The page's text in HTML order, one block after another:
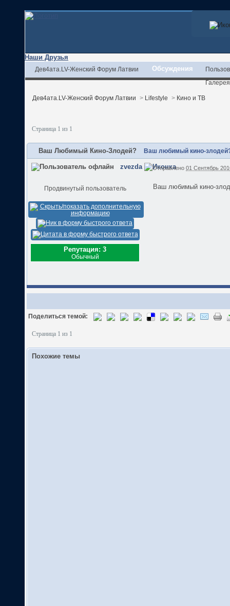
Наши Друзья
Дев4ата.LV-Женский Форум Латвии Обсуждения
Галерея
Дев4ата.LV-Женский Форум Латвии > Lifestyle > Кино и ТВ
Страница 1 из 1
Ваш Любимый Кино-Злодей? Ваш любимый кино-
zvezda
Продвинутый пользователь
Репутация: 3
Обычный
Отправлено 01 Сентябрь
Ваш любимый кино-
Поделиться темой:
Страница 1 из 1
Похожие темы